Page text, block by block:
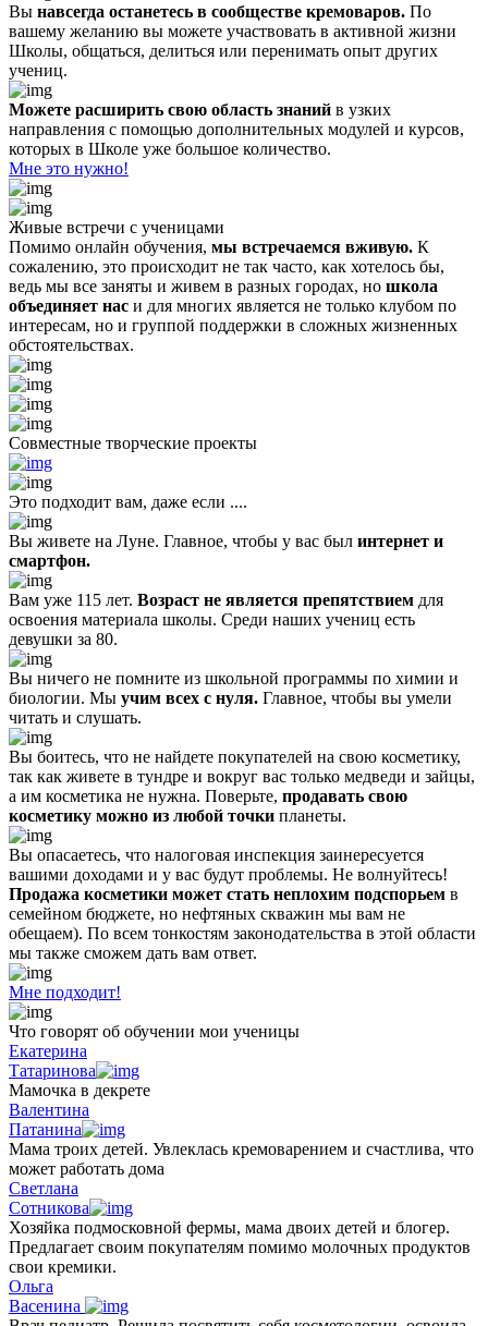
Вы навсегда останетесь в сообществе кремоваров. По
вашему желанию вы можете участвовать в активной жизни
Школы, общаться, делиться или перенимать опыт других
учениц.
Можете расширить свою область знаний в узких
направления с помощью дополнительных модулей и курсов,
которых в Школе уже большое количество.
Мне это нужно!
Живые встречи с ученицами
Помимо онлайн обучения, мы встречаемся вживую. К
сожалению, это происходит не так часто, как хотелось бы,
ведь мы все заняты и живем в разных городах, но школа
объединяет нас и для многих является не только клубом по
интересам, но и группой поддержки в сложных жизненных
обстоятельствах.
Совместные творческие проекты
Это подходит вам, даже если ....
Вы живете на Луне. Главное, чтобы у вас был интернет и
смартфон.
Вам уже 115 лет. Возраст не является препятствием для
освоения материала школы. Среди наших учениц есть
девушки за 80.
Вы ничего не помните из школьной программы по химии и
биологии. Мы учим всех с нуля. Главное, чтобы вы умели
читать и слушать.
Вы боитесь, что не найдете покупателей на свою косметику,
так как живете в тундре и вокруг вас только медведи и зайцы,
а им косметика не нужна. Поверьте, продавать свою
косметику можно из любой точки планеты.
Вы опасаетесь, что налоговая инспекция заинересуется
вашими доходами и у вас будут проблемы. Не волнуйтесь!
Продажа косметики может стать неплохим подспорьем в
семейном бюджете, но нефтяных скважин мы вам не
обещаем). По всем тонкостям законодательства в этой области
мы также сможем дать вам ответ.
Мне подходит!
Что говорят об обучении мои ученицы
Екатерина
Татаринова
Мамочка в декрете
Валентина
Патанина
Мама троих детей. Увлеклась кремоварением и счастлива, что
может работать дома
Светлана
Сотникова
Хозяйка подмосковной фермы, мама двоих детей и блогер.
Предлагает своим покупателям помимо молочных продуктов
свои кремики.
Ольга
Васенина